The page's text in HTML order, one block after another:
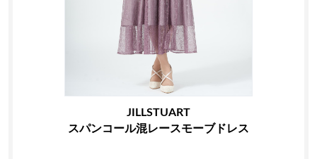
JILLSTUART
スパンコール混レースモーブドレス